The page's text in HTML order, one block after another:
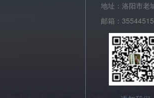
地址：洛阳市老
邮箱：